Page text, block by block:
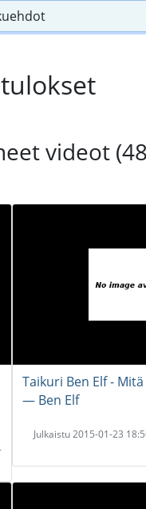
videot
Taikuri Ben Elf -
― Ben Elf
Julkaistu 2015-01-23